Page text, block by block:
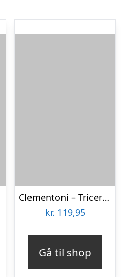
Clementoni – Triceratops Dinosaur Robot Legetøj Samlesæt
kr. 119,95
Gå til shop